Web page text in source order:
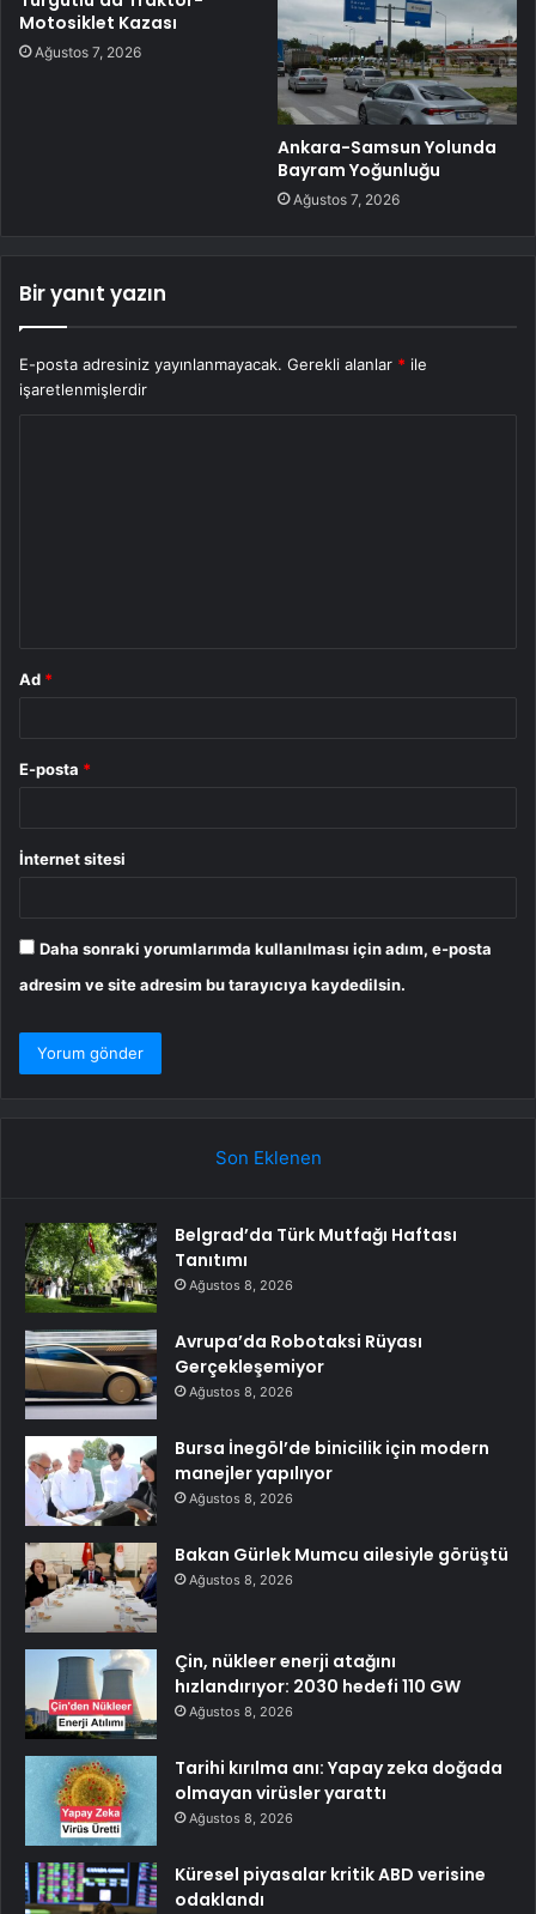
Motosiklet Kazası
Ağustos 7, 2026
Ankara-Samsun Yolunda
Bayram Yoğunluğu
Ağustos 7, 2026
Bir yanıt yazın
E-posta adresiniz yayınlanmayacak. Gerekli alanlar * ile
işaretlenmişlerdir
Ad *
E-posta *
İnternet sitesi
Daha sonraki yorumlarımda kullanılması için adım, e-posta
adresim ve site adresim bu tarayıcıya kaydedilsin.
Son Eklenen
Belgrad’da Türk Mutfağı Haftası
Tanıtımı
Ağustos 8, 2026
Avrupa’da Robotaksi Rüyası
Gerçekleşemiyor
Ağustos 8, 2026
Bursa İnegöl’de binicilik için modern
manejler yapılıyor
Ağustos 8, 2026
Bakan Gürlek Mumcu ailesiyle görüştü
Ağustos 8, 2026
Çin, nükleer enerji atağını
hızlandırıyor: 2030 hedefi 110 GW
Ağustos 8, 2026
Tarihi kırılma anı: Yapay zeka doğada
olmayan virüsler yarattı
Ağustos 8, 2026
Küresel piyasalar kritik ABD verisine
odaklandı